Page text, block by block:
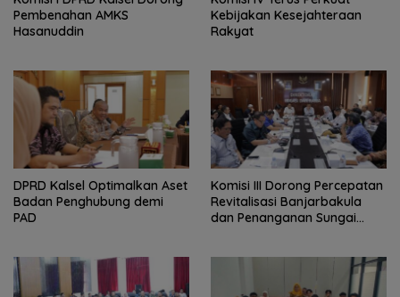
Pembenahan AMKS
Hasanuddin
Kebijakan Kesejahteraan
Rakyat
‎DPRD Kalsel Optimalkan Aset
Badan Penghubung demi
PAD
‎Komisi III Dorong Percepatan
Revitalisasi Banjarbakula
dan Penanganan Sungai